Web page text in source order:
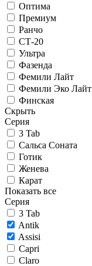
Оптима
Премиум
Ранчо
СТ-20
Ультра
Фазенда
Фемили Лайт
Фемили Эко Лайт
Финская
Скрыть
Серия
3 Tab
Сальса Соната
Готик
Женева
Карат
Показать все
Серия
3 Tab
Antik
Assisi
Capri
Claro